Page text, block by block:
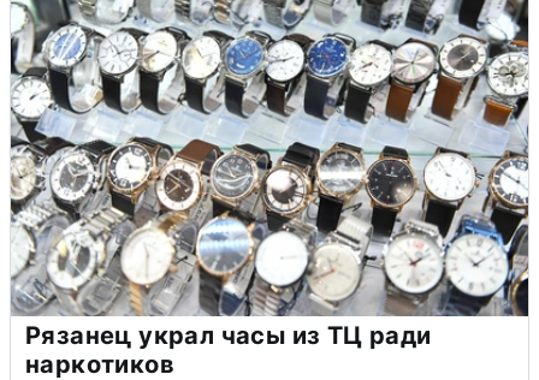
Рязанец украл часы из ТЦ ради
наркотиков